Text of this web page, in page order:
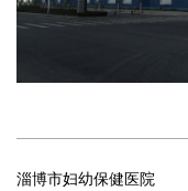
淄博市妇幼保健医院